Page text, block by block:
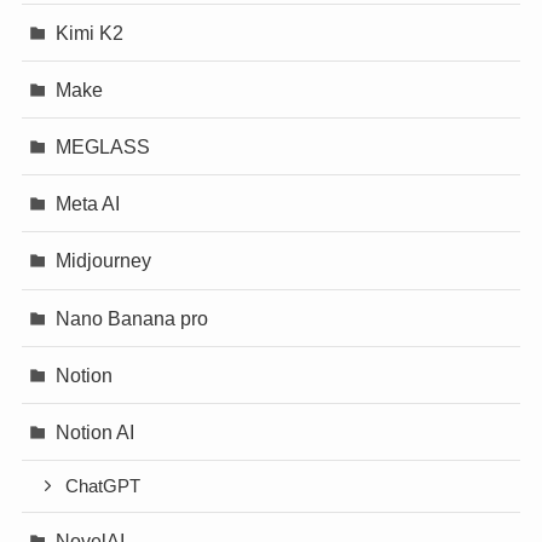
Kimi K2
Make
MEGLASS
Meta AI
Midjourney
Nano Banana pro
Notion
Notion AI
ChatGPT